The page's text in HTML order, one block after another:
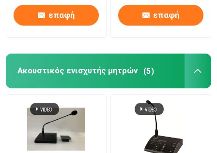
επαφή επαφή
Ακουστικός ενισχυτής μητρών (5)